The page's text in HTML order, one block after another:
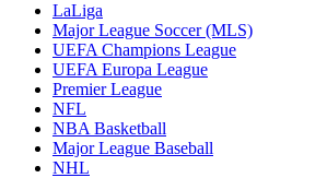
LaLiga
Major League Soccer (MLS)
UEFA Champions League
UEFA Europa League
Premier League
NFL
NBA Basketball
Major League Baseball
NHL